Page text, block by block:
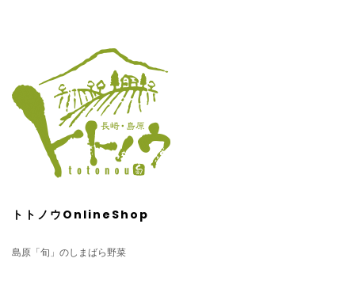
トトノウOnlineShop
島原「旬」のしまばら野菜